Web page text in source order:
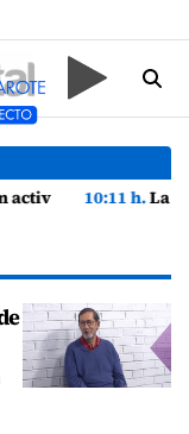
al viento y al calor: cientos de